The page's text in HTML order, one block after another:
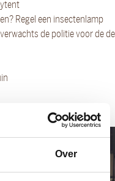
Over
Regel een insectenlamp
de politie voor de